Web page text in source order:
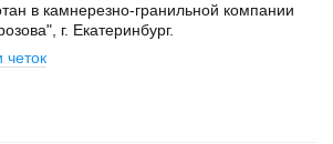
в камнерезно-гранильной компании
г. Екатеринбург.
четок